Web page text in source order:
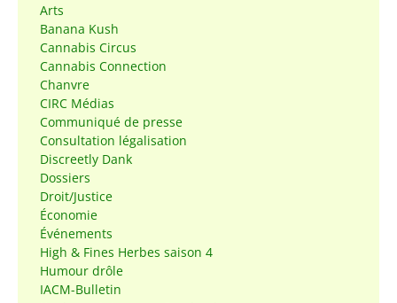
Arts
Banana Kush
Cannabis Circus
Cannabis Connection
Chanvre
CIRC Médias
Communiqué de presse
Consultation légalisation
Discreetly Dank
Dossiers
Droit/Justice
Économie
Événements
High & Fines Herbes saison 4
Humour drôle
IACM-Bulletin